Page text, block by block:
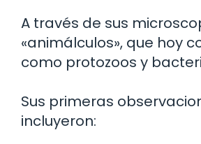
A través de sus
«animálculos», que hoy
como protozoos y
Sus primeras
incluyeron: